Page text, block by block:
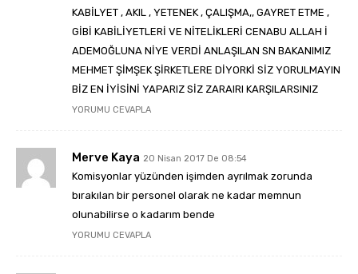
KABİLYET , AKIL , YETENEK , ÇALIŞMA,, GAYRET ETME ,
GİBİ KABİLİYETLERİ VE NİTELİKLERİ CENABU ALLAH İ
ADEMOĞLUNA NİYE VERDİ ANLAŞILAN SN BAKANIMIZ
MEHMET ŞİMŞEK ŞİRKETLERE DİYORKİ SİZ YORULMAYIN
BİZ EN İYİSİNİ YAPARIZ SİZ ZARAIRI KARŞILARSINIZ
YORUMU CEVAPLA
Merve Kaya 20 Nisan 2017 De 08:54
Komisyonlar yüzünden işimden ayrılmak zorunda
bırakılan bir personel olarak ne kadar memnun
olunabilirse o kadarım bende
YORUMU CEVAPLA